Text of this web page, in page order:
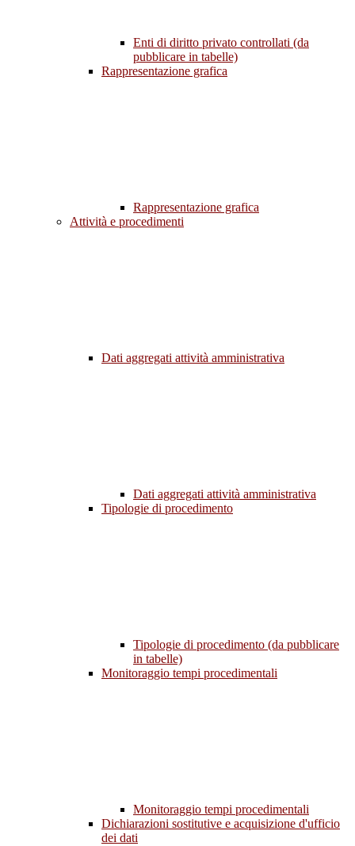
Enti di diritto privato controllati (da
pubblicare in tabelle)
Rappresentazione grafica
Rappresentazione grafica
Attività e procedimenti
Dati aggregati attività amministrativa
Dati aggregati attività amministrativa
Tipologie di procedimento
Tipologie di procedimento (da pubblicare
in tabelle)
Monitoraggio tempi procedimentali
Monitoraggio tempi procedimentali
Dichiarazioni sostitutive e acquisizione d'ufficio
dei dati